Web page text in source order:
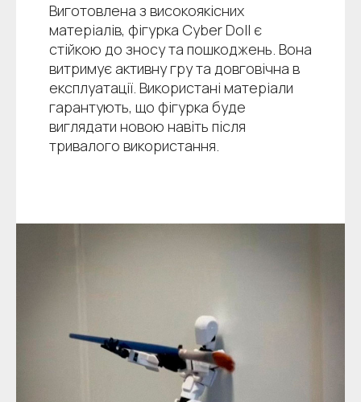
Виготовлена з високоякісних
матеріалів, фігурка Cyber Doll є
стійкою до зносу та пошкоджень. Вона
витримує активну гру та довговічна в
експлуатації. Використані матеріали
гарантують, що фігурка буде
виглядати новою навіть після
тривалого використання.